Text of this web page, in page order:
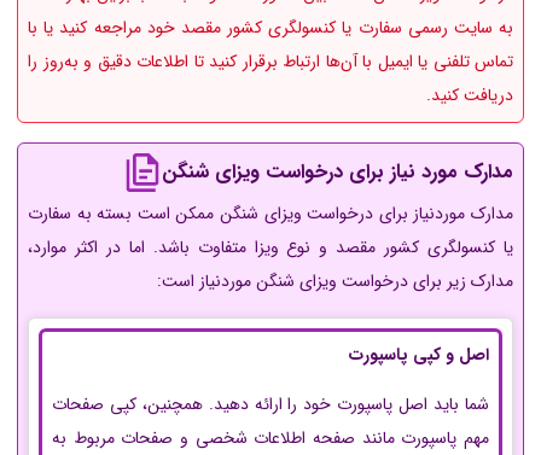
به سایت رسمی سفارت یا کنسولگری کشور مقصد خود مراجعه کنید یا با
تماس تلفنی یا ایمیل با آن‌ها ارتباط برقرار کنید تا اطلاعات دقیق و به‌روز را
دریافت کنید.
مدارک مورد نیاز برای درخواست ویزای شنگن
مدارک موردنیاز برای درخواست ویزای شنگن ممکن است بسته به سفارت
یا کنسولگری کشور مقصد و نوع ویزا متفاوت باشد. اما در اکثر موارد،
مدارک زیر برای درخواست ویزای شنگن موردنیاز است:
اصل و کپی پاسپورت
شما باید اصل پاسپورت خود را ارائه دهید. همچنین، کپی صفحات
مهم پاسپورت مانند صفحه اطلاعات شخصی و صفحات مربوط به